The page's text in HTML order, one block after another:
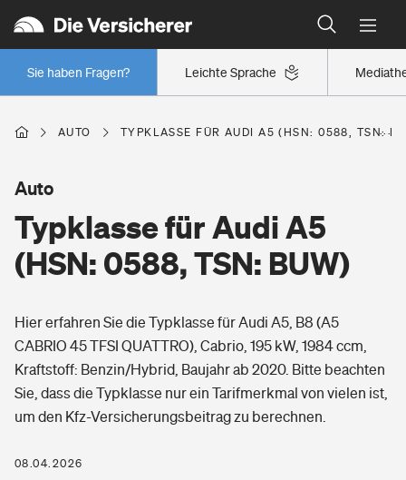
Leichte Sprache
Sie haben Fragen?
Wer versichert was: Jetzt Versicherer finden
Regionalklassen: So ist Ihre Region eingestuft
Wer versichert was: Jetzt Versicherer finden
Berufsunfähigkeitsversicherung
Erwerbsunfähigkeitsversicherung
Grundfähigkeitsversicherung
Arbeitsrechtsschutz
Berufshaftpflichtversicherung
Zur Übersicht
Wohnen
Elementarversicherung
Freizeit
Pri­vate Haft­pflicht­
Gesundheit
Private Krankenversicherung
AUTO TYPKLASSE FÜR AUDI A5 (HSN: 0588, TSN:
Typklasse für Audi A5
(HSN: 0588, TSN: BUW)
Auto
Hier erfahren Sie die Typklasse für Audi A5, B8 (A5
CABRIO 45 TFSI QUATTRO), Cabrio, 195 kW, 1984 ccm,
Kraftstoff: Benzin/Hybrid, Baujahr ab 2020. Bitte beachten
Sie, dass die Typklasse nur ein Tarifmerkmal von vielen ist,
um den Kfz-Versicherungsbeitrag zu berechnen.
08.04.2026